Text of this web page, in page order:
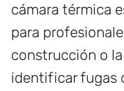
cámara térmica
para
construcción o
identificar fugas